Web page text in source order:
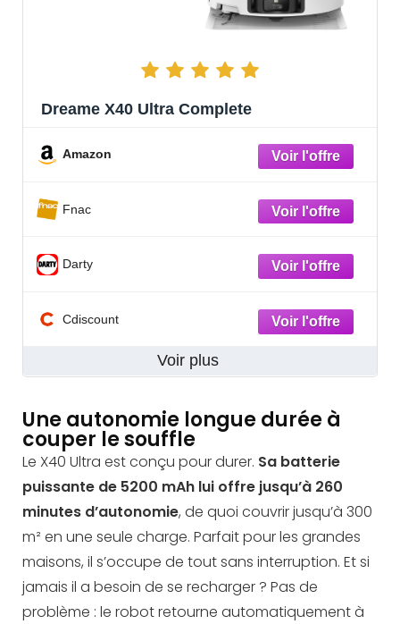
Dreame X40 Ultra Complete
Amazon
Fnac
Darty
Cdiscount
Voir plus
Une autonomie longue durée à
couper le souffle
Le X40 Ultra est conçu pour durer. Sa batterie
puissante de 5200 mAh lui offre jusqu’à 260
minutes d’autonomie, de quoi couvrir jusqu’à 300
m² en une seule charge. Parfait pour les grandes
maisons, il s’occupe de tout sans interruption. Et si
jamais il a besoin de se recharger ? Pas de
problème : le robot retourne automatiquement à